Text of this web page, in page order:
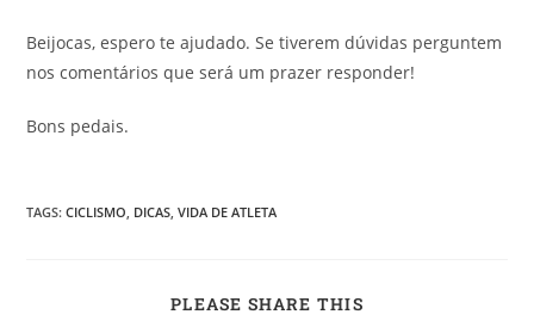
Beijocas, espero te ajudado. Se tiverem dúvidas perguntem
nos comentários que será um prazer responder!
Bons pedais.
TAGS:CICLISMO, DICAS, VIDA DE ATLETA
PLEASE SHARE THIS